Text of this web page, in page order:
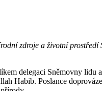
zdroje a životní
delegaci Sněmovny
Habib. Poslance